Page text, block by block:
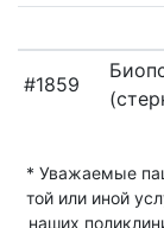
ДЕРМАТОЛОГИЯ
ДОМАШНЯЯ
ИНФЕКТОЛОГИЯ
ИФА-
#1859
* Уважаемые
той или иной
наших